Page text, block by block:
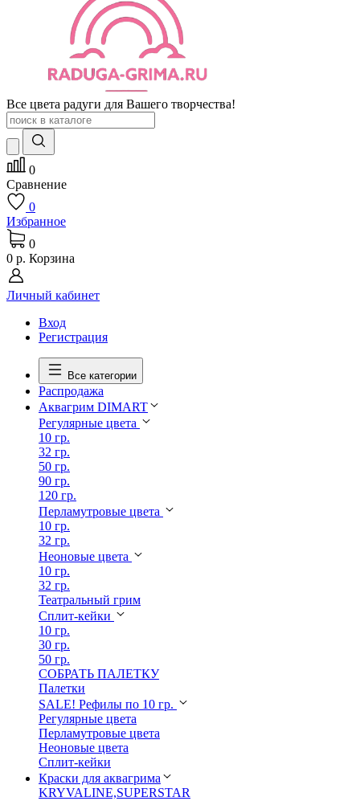
Все цвета радуги для Вашего творчества!
0
Сравнение
0
Избранное
0
0 р. Корзина
Личный кабинет
Вход
Регистрация
Все категории
Распродажа
Аквагрим DIMART
Регулярные цвета
10 гр.
32 гр.
50 гр.
90 гр.
120 гр.
Перламутровые цвета
10 гр.
32 гр.
Неоновые цвета
10 гр.
32 гр.
Театральный грим
Сплит-кейки
10 гр.
30 гр.
50 гр.
СОБРАТЬ ПАЛЕТКУ
Палетки
SALE! Рефилы по 10 гр.
Регулярные цвета
Перламутровые цвета
Неоновые цвета
Сплит-кейки
Краски для аквагрима
KRYVALINE,SUPERSTAR